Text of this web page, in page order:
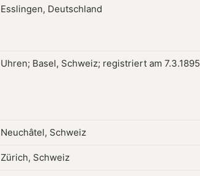
Esslingen, Deutschland
Uhren; Basel, Schweiz; registriert am 7.3.1895
Neuchâtel, Schweiz
Zürich, Schweiz